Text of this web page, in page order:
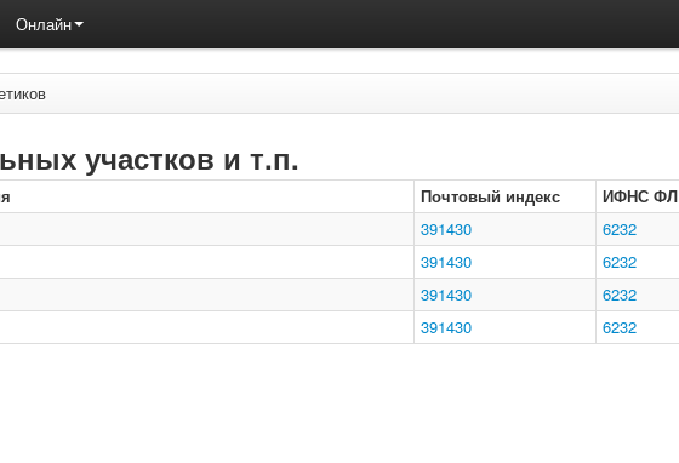
Онлайн
участков и т.п.
Почтовый индекс ИФНС ФЛ
391430 6232
391430 6232
391430 6232
391430 6232